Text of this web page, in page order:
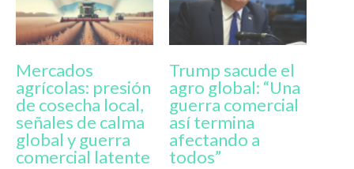
Mercados
agrícolas: presión
de cosecha local,
señales de calma
global y guerra
comercial latente
Trump sacude el
agro global: “Una
guerra comercial
así termina
afectando a
todos”